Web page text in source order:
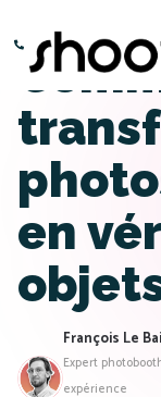
en
François Le
Expert
expérience